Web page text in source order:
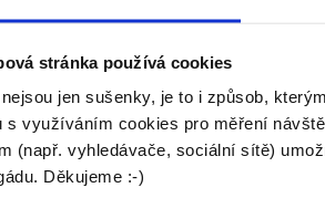
stránka používá cookies
jen sušenky, je to i způsob,
s využíváním cookies pro měření
(např. vyhledávače, sociální sítě)
Děkujeme :-)